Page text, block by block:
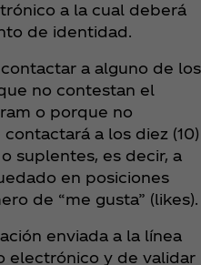
a la cual deberá
de identidad.
a alguno de los
no contestan el
o porque no
a los diez (10)
suplentes, es decir, a
en posiciones
de “me gusta” (likes).
enviada a la línea
electrónico y de validar